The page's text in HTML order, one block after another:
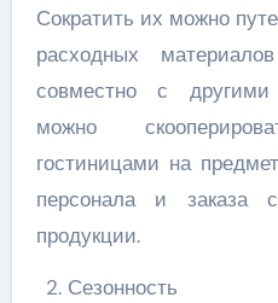
Сократить их можно
расходных
совместно с другими
можно
гостиницами на
персонала и заказа
продукции.
Сезонность